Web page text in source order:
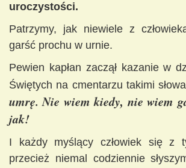
uroczystości.
Patrzymy, jak niewiele z
garść prochu w urnie.
Pewien kapłan zaczął kazanie w
Świętych na cmentarzu takimi
umrę. Nie wiem kiedy, nie wiem
jak!
I każdy myślący człowiek się z
przecież niemal codziennie